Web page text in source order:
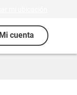
Mi cuenta